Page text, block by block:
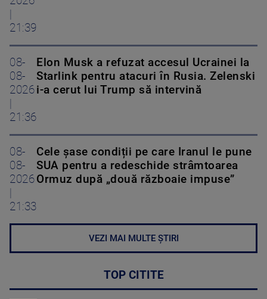
21:39
08-
08-
2026
21:36
Elon Musk a refuzat accesul Ucrainei la
Starlink pentru atacuri în Rusia. Zelenski
i-a cerut lui Trump să intervină
08-
08-
2026
21:33
Cele șase condiții pe care Iranul le pune
SUA pentru a redeschide strâmtoarea
Ormuz după „două războaie impuse”
VEZI MAI MULTE ȘTIRI
TOP CITITE